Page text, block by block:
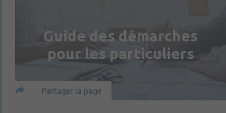
Guide des démarches
pour les particuliers
Partager la page